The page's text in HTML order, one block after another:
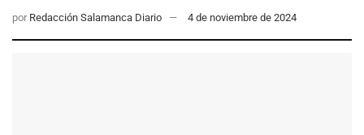
por Redacción Salamanca Diario 4 de noviembre de 2024